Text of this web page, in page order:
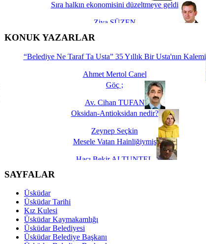
Sıra halkın ekonomisini düzeltmeye geldi
Ziya SÜZEN
İşte Biz buyuz...
KONUK YAZARLAR
“Belediye Ne Taraf Ta Usta” 35 Yıllık Bir Usta'nın Kalemi
Ahmet Mertol Canel
Göç ;
Av. Cihan TUFAN
Oksidan-Antioksidan nedir?
Zeynep Seçkin
Mesele Vatan Hainliğiymiş
Hacı Bekir ALTUNTEL
Dünya Fani, Ama Kısa Bir Süre De Olsa Burdayız
Savaş ŞENEL
Hukukun Adaleti Kalmadı Üstadım!
SAYFALAR
Üsküdar
Üsküdar Tarihi
Kız Kulesi
Üsküdar Kaymakamlığı
Üsküdar Belediyesi
Üsküdar Belediye Başkanı